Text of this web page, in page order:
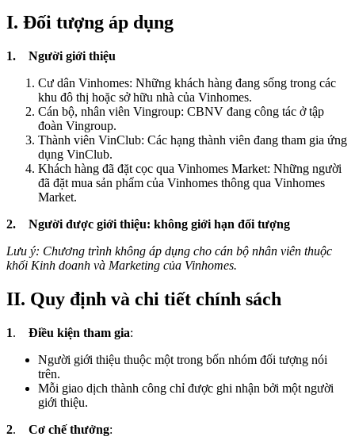
I. Đối tượng áp dụng
1. Người giới thiệu
Cư dân Vinhomes: Những khách hàng đang sống trong các
khu đô thị hoặc sở hữu nhà của Vinhomes.
Cán bộ, nhân viên Vingroup: CBNV đang công tác ở tập
đoàn Vingroup.
Thành viên VinClub: Các hạng thành viên đang tham gia ứng
dụng VinClub.
Khách hàng đã đặt cọc qua Vinhomes Market: Những người
đã đặt mua sản phẩm của Vinhomes thông qua Vinhomes
Market.
2. Người được giới thiệu: không giới hạn đối tượng
Lưu ý: Chương trình không áp dụng cho cán bộ nhân viên thuộc
khối Kinh doanh và Marketing của Vinhomes.
II. Quy định và chi tiết chính sách
1. Điều kiện tham gia:
Người giới thiệu thuộc một trong bốn nhóm đối tượng nói
trên.
Mỗi giao dịch thành công chỉ được ghi nhận bởi một người
giới thiệu.
2. Cơ chế thưởng: